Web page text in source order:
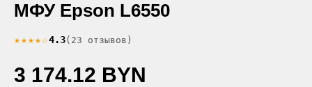
МФУ Epson L6550
★★★★☆4.3(23 отзывов)
3 174.12 BYN